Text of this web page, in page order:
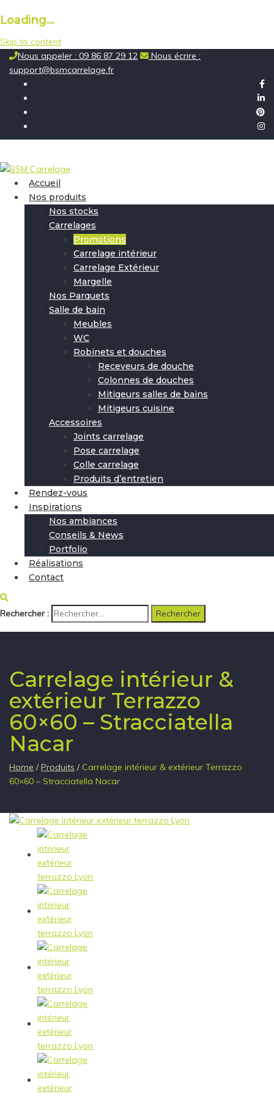
Loading...
Skip to content
Nous appeler : 09 86 87 29 12
Nous écrire :
support@bsmcarrelage.fr
Accueil
Nos produits
Nos stocks
Carrelages
Promotions
Carrelage intérieur
Carrelage Extérieur
Margelle
Nos Parquets
Salle de bain
Meubles
WC
Robinets et douches
Receveurs de douche
Colonnes de douches
Mitigeurs salles de bains
Mitigeurs cuisine
Accessoires
Joints carrelage
Pose carrelage
Colle carrelage
Produits d’entretien
Rendez-vous
Inspirations
Nos ambiances
Conseils & News
Portfolio
Réalisations
Contact
Rechercher :
Carrelage intérieur &
extérieur Terrazzo
60×60 – Stracciatella
Nacar
Home / Produits / Carrelage intérieur & extérieur Terrazzo
60×60 – Stracciatella Nacar